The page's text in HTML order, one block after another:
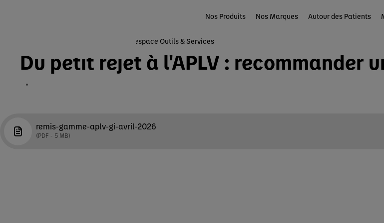
Nos Produits Nos Marques Autour des Patients
Votre espace Outils & Services
Du petit rejet à l'APLV : recommander
remis-gamme-aplv-gi-avril-2026
5 MB
PDF